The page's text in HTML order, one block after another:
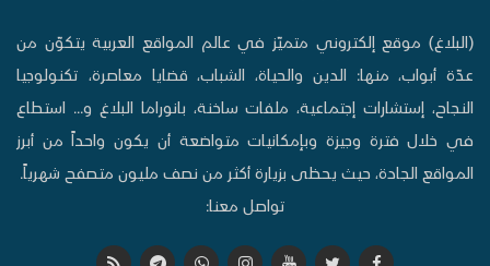
(البلاغ) موقع إلكتروني متميّز في عالم المواقع العربية يتكوّن من
عدّة أبواب، منها: الدين والحياة، الشباب، قضايا معاصرة، تكنولوجيا
النجاح، إستشارات إجتماعية، ملفات ساخنة، بانوراما البلاغ و... استطاع
في خلال فترة وجيزة وبإمكانيات متواضعة أن يكون واحداً من أبرز
المواقع الجادة، حيث يحظى بزيارة أكثر من نصف مليون متصفح شهرياً.
تواصل معنا: